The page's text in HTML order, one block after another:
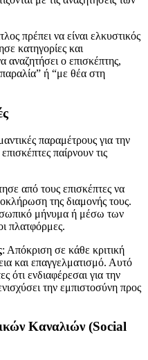
πρέπει να είναι ελκυστικός
κατηγορίες και
αναζητήσει ο επισκέπτης,
ή “με θέα στη
παραμέτρους για την
παίρνουν τις
από τους επισκέπτες να
της διαμονής τους.
μήνυμα ή μέσω των
πλατφόρμες.
: Απόκριση σε κάθε κριτική
και επαγγελματισμό. Αυτό
ότι ενδιαφέρεσαι για την
την εμπιστοσύνη προς
Καναλιών (Social